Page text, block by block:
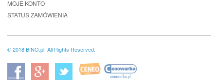
MOJE KONTO
STATUS ZAMÓWIENIA
© 2018 BINO.pl. All Rights Reserved.